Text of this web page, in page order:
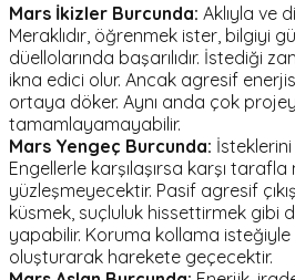
Mars İkizler Burcunda: Aklıyla ve
Meraklıdır, öğrenmek ister, bilgiyi
düellolarında başarılıdır. İstediği
ikna edici olur. Ancak agresif
ortaya döker. Aynı anda çok
tamamlayamayabilir.
Mars Yengeç Burcunda:
Engellerle karşılaşırsa karşı
yüzleşmeyecektir. Pasif agresif
küsmek, suçluluk hissettirmek gibi
yapabilir. Koruma kollama
oluşturarak harekete geçecektir.